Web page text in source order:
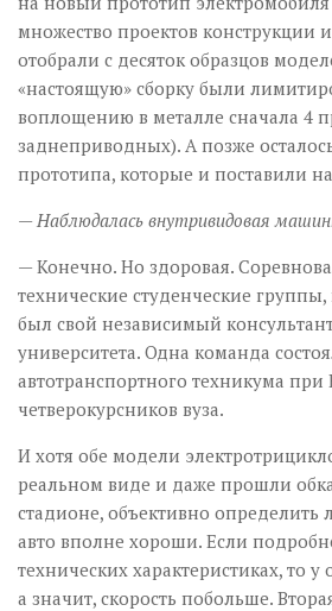
множество проектов конструкции
отобрали с десяток образцов
«настоящую» сборку были
воплощению в металле сначала 4
заднеприводных). А позже
прототипа, которые и поставили
— Наблюдалась внутривидовая
— Конечно. Но здоровая.
технические студенческие
был свой независимый
университета. Одна команда
автотранспортного техникума при
четверокурсников вуза.
И хотя обе модели
реальном виде и даже прошли
стадионе, объективно определить
авто вполне хороши. Если
технических характеристиках, то
а значит, скорость побольше.